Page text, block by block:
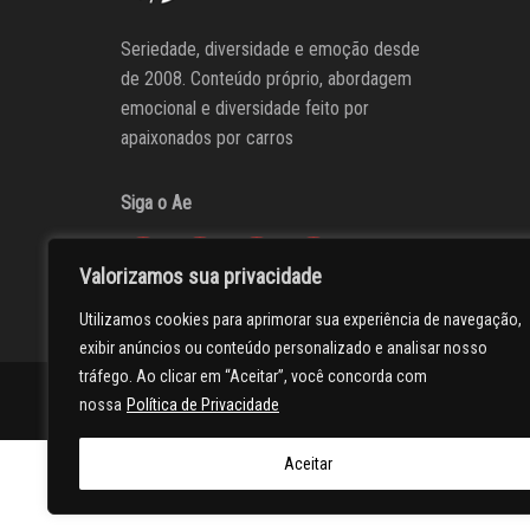
Valorizamos sua privacidade
Utilizamos cookies para aprimorar sua experiência de navegação,
exibir anúncios ou conteúdo personalizado e analisar nosso
tráfego. Ao clicar em “Aceitar”, você concorda com
nossa Política de Privacidade
Aceitar
Seriedade, diversidade e emoção desde
de 2008. Conteúdo próprio, abordagem
emocional e diversidade feito por
apaixonados por carros
Siga o Ae
AUTOentusiastas Editores